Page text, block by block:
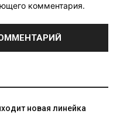
комментария.
новая линейка